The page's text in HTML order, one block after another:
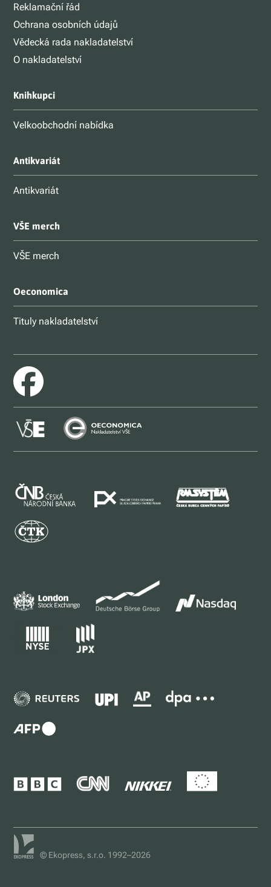
Reklamační řád
Ochrana osobních údajů
Vědecká rada nakladatelství
O nakladatelství
Knihkupci
Velkoobchodní nabídka
Antikvariát
Antikvariát
VŠE merch
VŠE merch
Oeconomica
Tituly nakladatelství
© Ekopress, s.r.o. 1992–2026